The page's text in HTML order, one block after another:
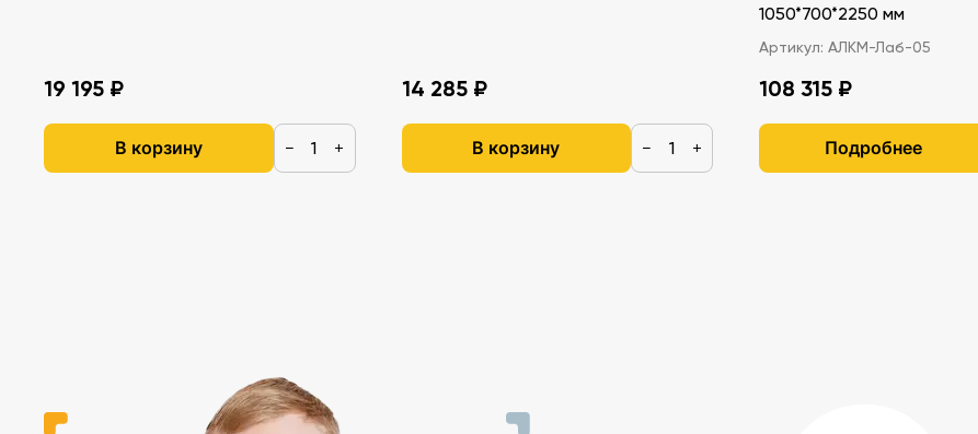
19 195 ₽
В корзину − +
14 285 ₽
В корзину − +
1050*700*2250 мм
Артикул: АЛКМ-Лаб-05
108 315 ₽
Подробнее